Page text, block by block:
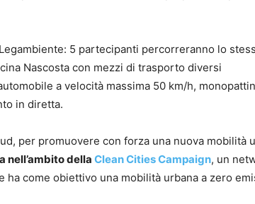
5 partecipanti percorreranno lo
Nascosta con mezzi di trasporto diversi
a velocità massima 50 km/h,
in diretta.
per promuovere con forza una nuova mobilità
nell’ambito della Clean Cities Campaign, un
come obiettivo una mobilità urbana a zero